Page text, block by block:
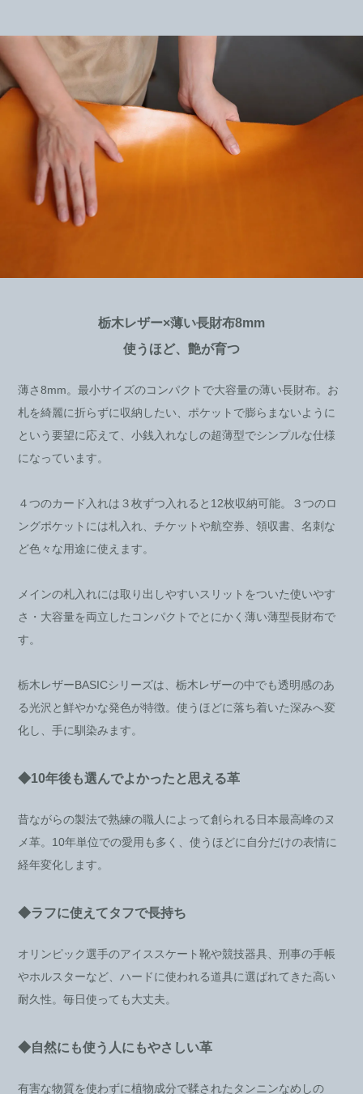
栃木レザー×薄い長財布8mm
使うほど、艶が育つ
薄さ8mm。最小サイズのコンパクトで大容量の薄い長財布。お
札を綺麗に折らずに収納したい、ポケットで膨らまないように
という要望に応えて、小銭入れなしの超薄型でシンプルな仕様
になっています。
４つのカード入れは３枚ずつ入れると12枚収納可能。３つのロ
ングポケットには札入れ、チケットや航空券、領収書、名刺な
ど色々な用途に使えます。
メインの札入れには取り出しやすいスリットをついた使いやす
さ・大容量を両立したコンパクトでとにかく薄い薄型長財布で
す。
栃木レザーBASICシリーズは、栃木レザーの中でも透明感のあ
る光沢と鮮やかな発色が特徴。使うほどに落ち着いた深みへ変
化し、手に馴染みます。
◆10年後も選んでよかったと思える革
昔ながらの製法で熟練の職人によって創られる日本最高峰のヌ
メ革。10年単位での愛用も多く、使うほどに自分だけの表情に
経年変化します。
◆ラフに使えてタフで長持ち
オリンピック選手のアイススケート靴や競技器具、刑事の手帳
やホルスターなど、ハードに使われる道具に選ばれてきた高い
耐久性。毎日使っても大丈夫。
◆自然にも使う人にもやさしい革
有害な物質を使わずに植物成分で鞣されたタンニンなめしの